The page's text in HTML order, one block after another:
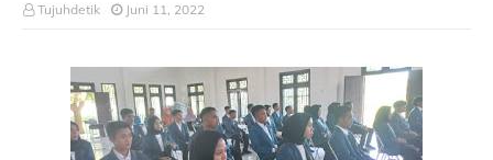
Tujuhdetik Juni 11, 2022